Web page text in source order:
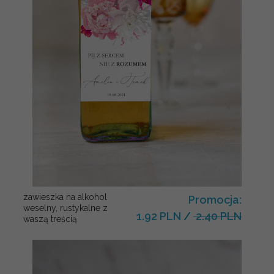
zawieszka na alkohol
weselny, rustykalne z
waszą treścią
Promocja:
1.92 PLN / 2.40 PLN